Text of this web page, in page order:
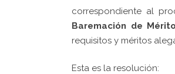
correspondiente al
Baremación de
requisitos y méritos
Esta es la resolución: